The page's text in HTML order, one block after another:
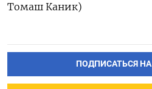
Томаш ‌Каник)
ПОДПИСАТЬСЯ